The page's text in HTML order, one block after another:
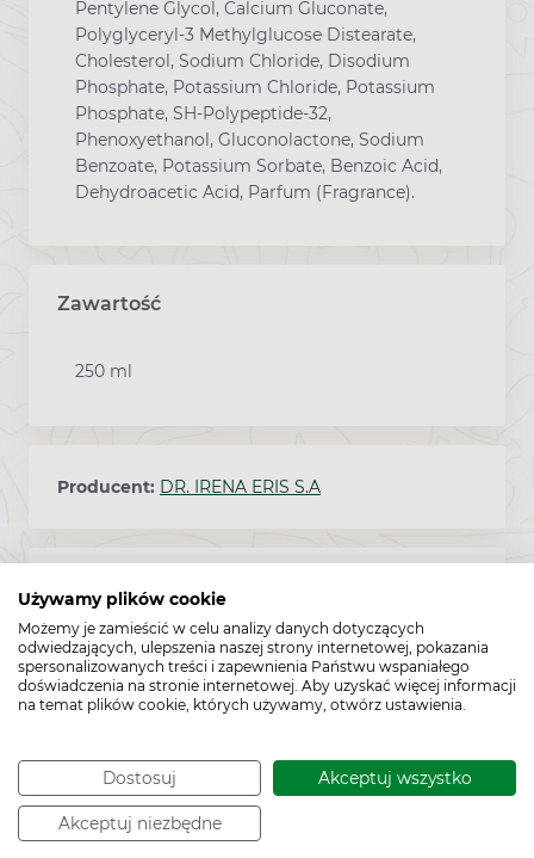
Używamy plików cookie
Możemy je zamieścić w celu analizy danych dotyczących
odwiedzających, ulepszenia naszej strony internetowej, pokazania
spersonalizowanych treści i zapewnienia Państwu wspaniałego
doświadczenia na stronie internetowej. Aby uzyskać więcej informacji
na temat plików cookie, których używamy, otwórz ustawienia.
Dostosuj Akceptuj wszystko
Akceptuj niezbędne
Pentylene Glycol, Calcium Gluconate,
Polyglyceryl-3 Methylglucose Distearate,
Cholesterol, Sodium Chloride, Disodium
Phosphate, Potassium Chloride, Potassium
Phosphate, SH-Polypeptide-32,
Phenoxyethanol, Gluconolactone, Sodium
Benzoate, Potassium Sorbate, Benzoic Acid,
Dehydroacetic Acid, Parfum (Fragrance).
Zawartość
250 ml
Producent: DR. IRENA ERIS S.A
Sposób przechowywania:
Pozwolenie:CPNP 2330765
Kod EAN:5900717158818